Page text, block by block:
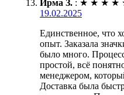
Ирма З. : ★ ★ ★ ★
19.02.2025
Единственное, что
опыт. Заказала
было много.
простой, всё
менеджером,
Доставка была